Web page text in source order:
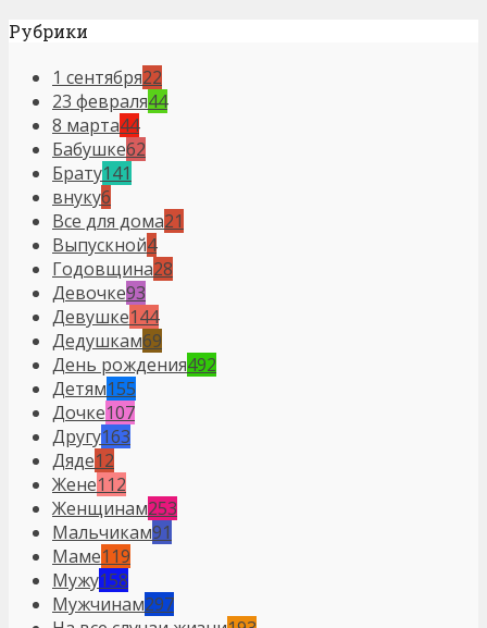
Рубрики
1 сентября22
23 февраля44
8 марта44
Бабушке62
Брату141
внуку6
Все для дома21
Выпускной4
Годовщина28
Девочке93
Девушке144
Дедушкам69
День рождения492
Детям155
Дочке107
Другу163
Дяде12
Жене112
Женщинам253
Мальчикам91
Маме119
Мужу158
Мужчинам297